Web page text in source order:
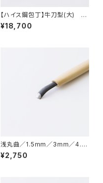
【ハイス鋼包丁】牛刀型(大) 21
5mm
¥18,700
浅丸曲／1.5mm／3mm／4.5
mm／6mm／7.5mm／9mm
／10.5mm／12mm／15mm／
¥2,750